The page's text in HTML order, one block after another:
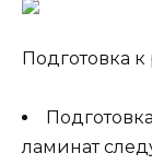
Подготовка к
ламинат